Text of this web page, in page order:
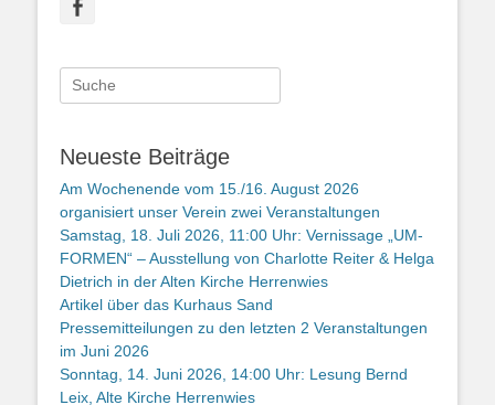
Suche
nach:
Neueste Beiträge
Am Wochenende vom 15./16. August 2026
organisiert unser Verein zwei Veranstaltungen
Samstag, 18. Juli 2026, 11:00 Uhr: Vernissage „UM-
FORMEN“ – Ausstellung von Charlotte Reiter & Helga
Dietrich in der Alten Kirche Herrenwies
Artikel über das Kurhaus Sand
Pressemitteilungen zu den letzten 2 Veranstaltungen
im Juni 2026
Sonntag, 14. Juni 2026, 14:00 Uhr: Lesung Bernd
Leix, Alte Kirche Herrenwies